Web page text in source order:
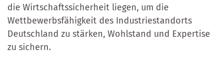
die Wirtschaftssicherheit liegen, um die
Wettbewerbsfähigkeit des Industriestandorts
Deutschland zu stärken, Wohlstand und Expertise
zu sichern.